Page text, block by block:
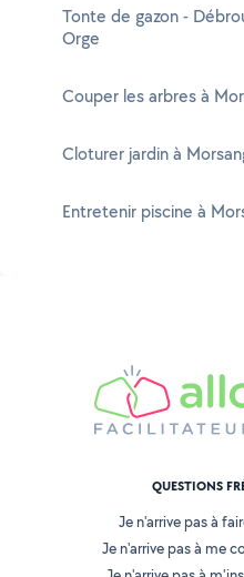
Tonte de gazon -
Orge
Couper les arbres à
Cloturer jardin à
Entretenir piscine à
QUESTIONS
Je n'arrive pas à
Je n'arrive pas à me